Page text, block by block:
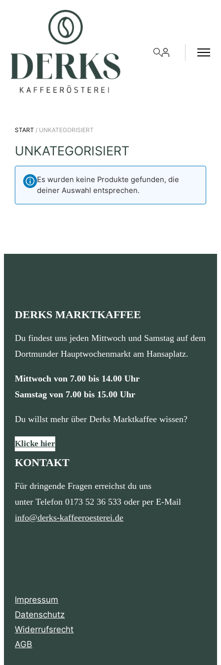
START / UNKATEGORISIERT
UNKATEGORISIERT
Es wurden keine Produkte gefunden, die
deiner Auswahl entsprechen.
DERKS MARKTKAFFEE
Du findest uns jeden Mittwoch und Samstag auf dem
Dortmunder Hauptwochenmarkt am Hansaplatz.
Mittwoch von 7.00 bis 14.00 Uhr
Samstag von 7.00 bis 15.00 Uhr
Du willst mehr über Derks Marktkaffee wissen?
Klicke hier
KONTAKT
Für dringende Fragen erreichst du uns
unter Telefon 0173 52 36 533 oder per E-Mail
info@derks-kaffeeroesterei.de
Impressum
Datenschutz
Widerrufsrecht
AGB